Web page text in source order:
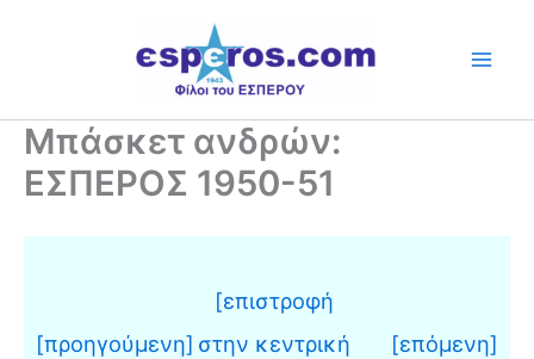
Μπάσκετ ανδρών:
ΕΣΠΕΡΟΣ 1950-51
[προηγούμενη]
[επιστροφή
στην κεντρική
[επόμενη]